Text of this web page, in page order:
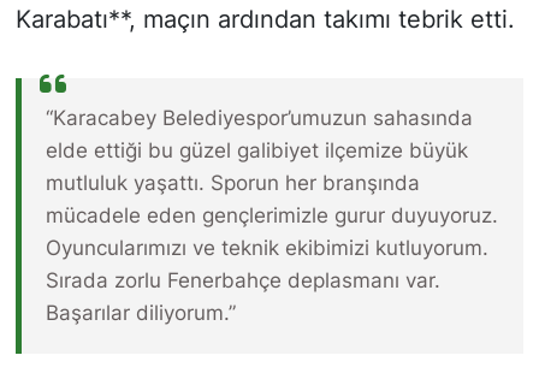
Karabatı**, maçın ardından takımı tebrik etti.
“Karacabey Belediyespor’umuzun sahasında
elde ettiği bu güzel galibiyet ilçemize büyük
mutluluk yaşattı. Sporun her branşında
mücadele eden gençlerimizle gurur duyuyoruz.
Oyuncularımızı ve teknik ekibimizi kutluyorum.
Sırada zorlu Fenerbahçe deplasmanı var.
Başarılar diliyorum.”